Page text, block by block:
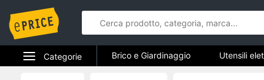
Categorie Brico e Giardinaggio Utensili